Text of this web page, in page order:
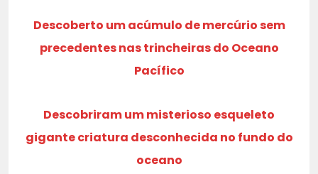
Descoberto um acúmulo de mercúrio sem
precedentes nas trincheiras do Oceano
Pacífico
Descobriram um misterioso esqueleto
gigante criatura desconhecida no fundo do
oceano